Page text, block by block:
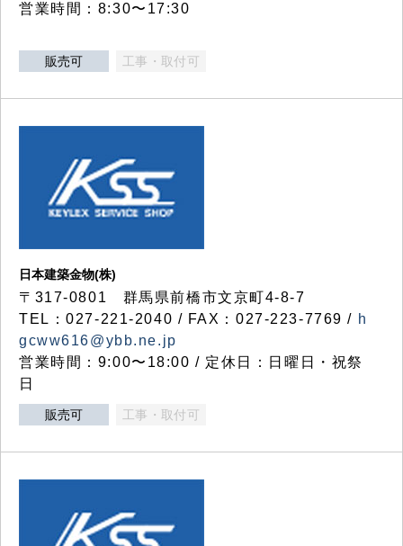
営業時間：8:30〜17:30
販売可 工事・取付可
日本建築金物(株)
〒317‐0801 群馬県前橋市文京町4-8-7
TEL：027-221-2040 / FAX：027-223-7769 / h
gcww616@ybb.ne.jp
営業時間：9:00〜18:00 / 定休日：日曜日・祝祭
日
販売可 工事・取付可